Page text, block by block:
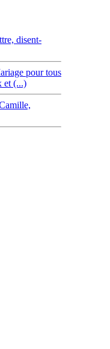
disent-
pour tous
et (...)